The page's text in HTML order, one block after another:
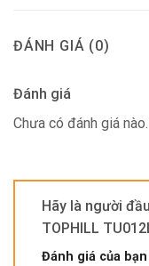
ĐÁNH GIÁ (0)
Đánh giá
Chưa có đánh giá nào.
Hãy là người
TOPHILL
Đánh giá của bạn